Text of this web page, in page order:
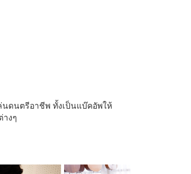
ดนตรีอาชีพ ทั้งเป็นแบ๊คอัพให้
งๆ